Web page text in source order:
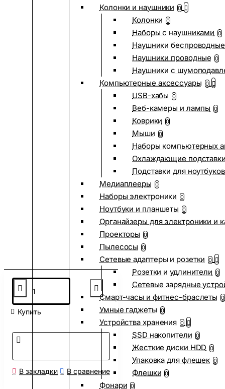
Колонки и наушники 0
Колонки 0
Наборы с наушниками 0
Наушники беспроводные
Наушники проводные 0
Наушники с
Компьютерные аксессуары 0
USB-хабы 0
Веб-камеры и лампы 0
Коврики 0
Мыши 0
Наборы компьютерных
Охлаждающие
Подставки для ноутбуков
Медиаплееры 0
Наборы электроники 0
Ноутбуки и планшеты 0
Органайзеры для электроники и
Проекторы 0
Пылесосы 0
Сетевые адаптеры и розетки 0
Розетки и удлинители 0
Сетевые зарядные
Смарт-часы и фитнес-браслеты 0
Умные гаджеты 0
Устройства хранения 0
SSD накопители 0
Жесткие диски HDD 0
Упаковка для флешек 0
Флешки 0
Фонари 0
Купить
В закладки В сравнение